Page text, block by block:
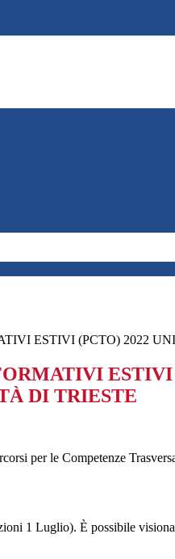
ESTIVI (PCTO) 2022
ESTIVI
DI TRIESTE
per le Competenze
1 Luglio). È possibile